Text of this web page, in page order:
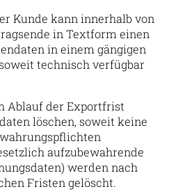
Kunde kann innerhalb von
in Textform einen
in einem gängigen
technisch verfügbar
Ablauf der Exportfrist
löschen, soweit keine
aufzubewahrende
werden nach
Fristen gelöscht.